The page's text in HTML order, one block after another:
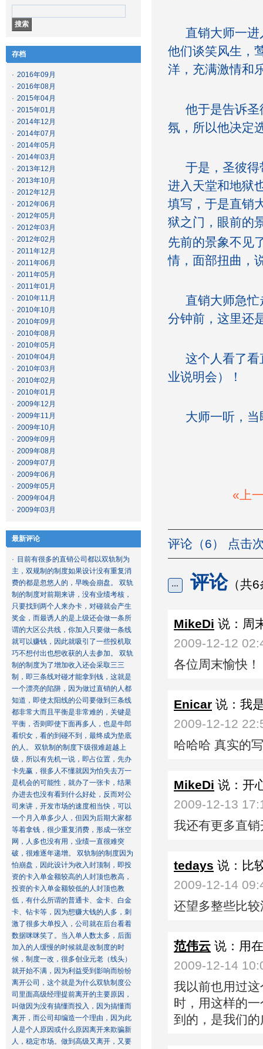
存档
· 2016年09月
· 2016年08月
· 2015年04月
· 2015年01月
· 2014年12月
· 2014年07月
· 2014年05月
· 2014年03月
· 2013年12月
· 2013年10月
· 2012年12月
· 2012年06月
· 2012年05月
· 2012年03月
· 2012年02月
· 2011年12月
· 2011年06月
· 2011年05月
· 2011年01月
· 2010年11月
· 2010年10月
· 2010年09月
· 2010年08月
· 2010年05月
· 2010年04月
· 2010年03月
· 2010年02月
· 2010年01月
· 2009年12月
· 2009年11月
· 2009年10月
· 2009年09月
· 2009年08月
· 2009年07月
· 2009年06月
· 2009年05月
· 2009年04月
· 2009年03月
最新评论
· 目前有很多的直销公司都以双轨制为
主，双规制的制度如果设计没有重复消
费的都是忽悠人的，早晚会崩盘。 双轨
制的制度对前期来讲，没有业绩考核，
只要找到两个人来办卡，对碰就会产生
奖金，而最诱人的是上级还会做一条所
谓的大区公共线，你加入只要做一条线
就可以赚钱，因此就吸引了一些投机取
巧不想付出也想收获的人去参加。 双轨
制的制度为了增加收入还会采取三三
制，即三条线对碰才能拿到钱，这就是
一个漂亮的陷阱，因为做过直销的人都
知道，即使太阳线的公司要做到三条线
都非常大而且平衡是非常难的，关键是
平衡，否则即使下面再多人，也是牛郎
看织女，看的到碰不到，最终成为垫底
的人。 双轨制的制度下级很难超越上
级，所以有先机一说，即占位置，先办
卡先赢，很多人不懂就因为怕失去万一
是机会的可能性，就办了一张卡，结果
办进去也没有看到什么好处，反而对公
司来讲，开发市场的速度相当快，可以
一个月入单多少人，但因为后期大家都
等着拿钱，很少重复消费，形成一张空
网，人多也没有用，业绩一直很难突
破，很难逐年递增。 双轨制的制度因为
怕崩盘，因此设计为收入封顶制，即投
资的卡入单金额较高的人封顶也教高，
投资的卡入单金额较低的人封顶也教
低，有什么所谓的普通卡、金卡、白金
卡、钻卡等，因为想赚大钱的人多，刺
激了很多大单投入，公司就在后台看着
数据咪咪笑了。当入单人数太多，后面
加入的人缓慢的时候就是改制度的时
候，制度一改，很多创业元老（线头）
就开始不满，因为利益受到影响而纷纷
离开公司，这个就是为什么双轨制度公
司里面高级经理提前离开的主要原因，
叫做因为没有搞懂而投入，因为搞懂而
离开，而公司却编造一个理由，因为此
人是个人原因或什么原因离开来欺骗新
人，稳定市场。做到高级又离开，又要
直销大师一进
他们谈笑风生，
洋，充满激情和
他于是告诉圣
氛，所以他决定
于是，圣彼得
进入天堂和地狱
填写，于是直销
狱之门，眼前的
先前的景象不见
情，面部扭曲，
直销大师急忙
分钟前，这里还
这个人看了看
业说明会）！
大师一听，当
«上
评论（6） 点击
评论（共6
MikeDi 说：周
2009-12-12
各位周末愉快！
Enicar 说：我
2009-12-12
哈哈哈 真实的
MikeDi 说：开
2009-12-13
我还有更多直
tedays 说：比
2009-12-14
还望多整些比
范伟云 说：用
2009-12-14
我以前也用过
时，用这样的
到的，是我们